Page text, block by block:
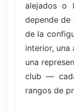
alejados o
depende
de la
interior, una
una
club —
rangos de